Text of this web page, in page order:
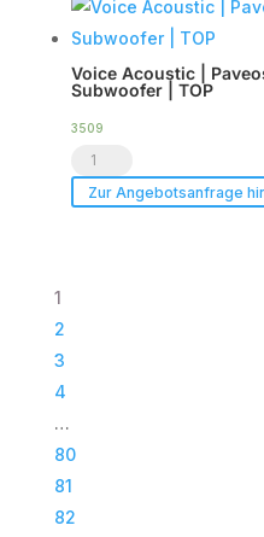
Menge
Tourpack
(8er
Set)
Voice Acoustic |
Subwoofer | TOP
3509
Voice
Acoustic
Zur Angebotsanfrage
1
2
3
4
…
80
81
82